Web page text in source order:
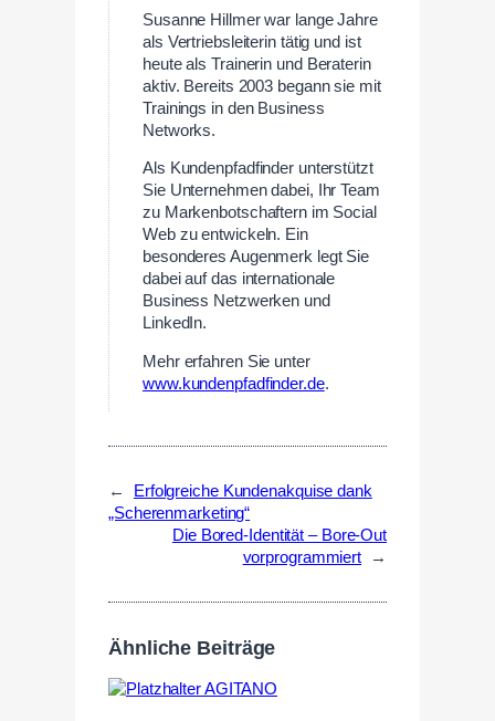
Susanne Hillmer war lange Jahre
als Vertriebsleiterin tätig und ist
heute als Trainerin und Beraterin
aktiv. Bereits 2003 begann sie mit
Trainings in den Business
Networks.
Als Kundenpfadfinder unterstützt
Sie Unternehmen dabei, Ihr Team
zu Markenbotschaftern im Social
Web zu entwickeln. Ein
besonderes Augenmerk legt Sie
dabei auf das internationale
Business Netzwerken und
LinkedIn.
Mehr erfahren Sie unter
www.kundenpfadfinder.de.
←
Erfolgreiche Kundenakquise dank
„Scherenmarketing“
Die Bored-Identität – Bore-Out
vorprogrammiert
→
Ähnliche Beiträge